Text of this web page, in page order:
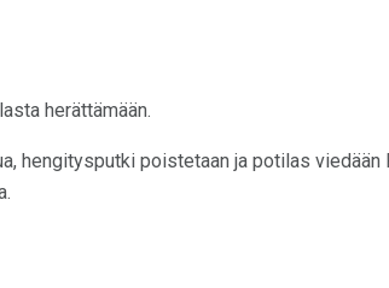
herättämään.
hengitysputki poistetaan ja potilas